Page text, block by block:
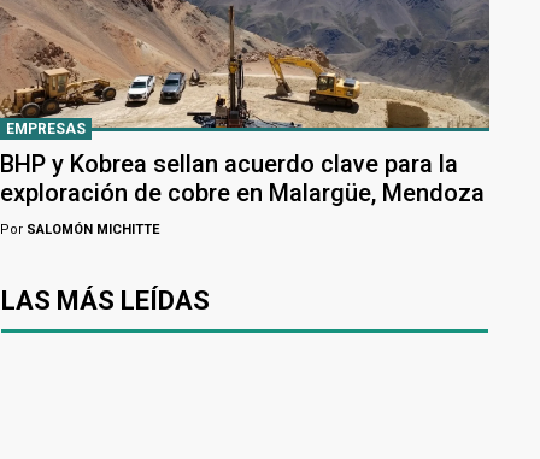
EMPRESAS
BHP y Kobrea sellan acuerdo clave para la
exploración de cobre en Malargüe, Mendoza
Por SALOMÓN MICHITTE
LAS MÁS LEÍDAS